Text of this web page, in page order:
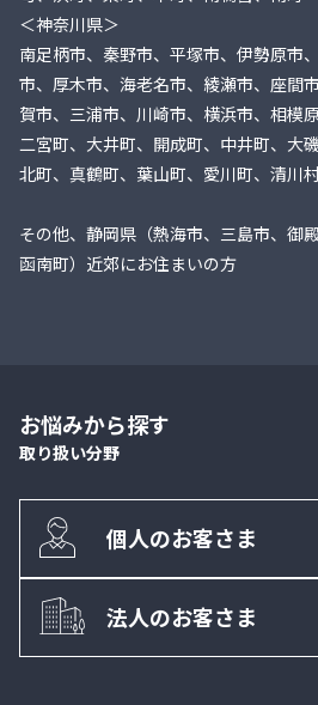
＜神奈川県＞
南足柄市、秦野市、平塚市、伊勢原市
市、厚木市、海老名市、綾瀬市、座間
賀市、三浦市、川崎市、横浜市、相模
二宮町、大井町、開成町、中井町、大
北町、真鶴町、葉山町、愛川町、清川
その他、静岡県（熱海市、三島市、御
函南町）近郊にお住まいの方
お悩みから探す
取り扱い分野
個人のお客さま
法人のお客さま